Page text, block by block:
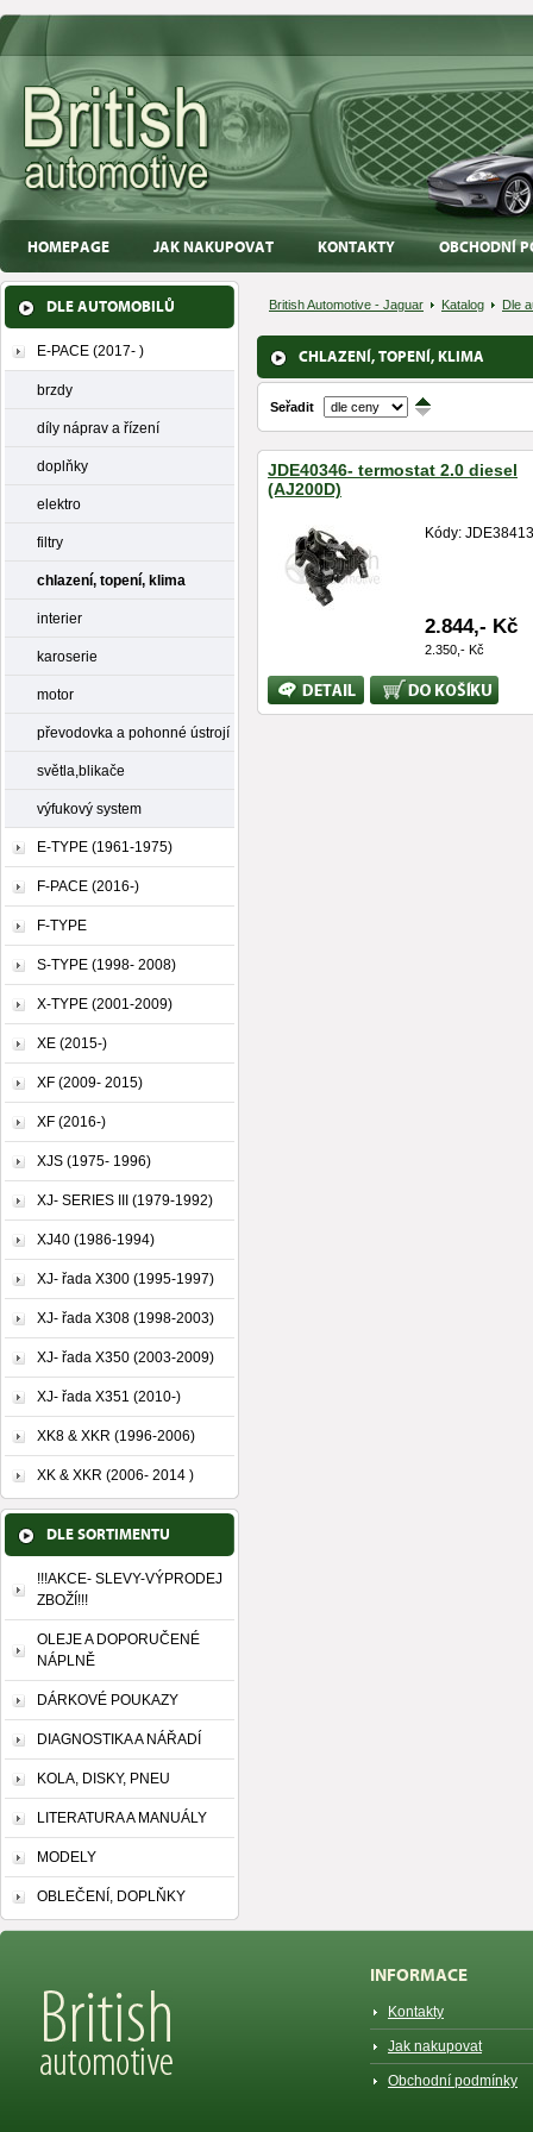
HOMEPAGE JAK NAKUPOVAT KONTAKTY OBCHODNÍ
DLE AUTOMOBILŮ
E-PACE (2017- )
brzdy
díly náprav a řízení
doplňky
elektro
filtry
chlazení, topení, klima
interier
karoserie
motor
převodovka a pohonné ústrojí
světla,blikače
výfukový system
E-TYPE (1961-1975)
F-PACE (2016-)
F-TYPE
S-TYPE (1998- 2008)
X-TYPE (2001-2009)
XE (2015-)
XF (2009- 2015)
XF (2016-)
XJS (1975- 1996)
XJ- SERIES III (1979-1992)
XJ40 (1986-1994)
XJ- řada X300 (1995-1997)
XJ- řada X308 (1998-2003)
XJ- řada X350 (2003-2009)
XJ- řada X351 (2010-)
XK8 & XKR (1996-2006)
XK & XKR (2006- 2014 )
DLE SORTIMENTU
!!!AKCE- SLEVY-VÝPRODEJ
ZBOŽÍ!!!
OLEJE A DOPORUČENÉ
NÁPLNĚ
DÁRKOVÉ POUKAZY
DIAGNOSTIKA A NÁŘADÍ
KOLA, DISKY, PNEU
LITERATURA A MANUÁLY
MODELY
OBLEČENÍ, DOPLŇKY
British Automotive - Jaguar Katalog Dle
CHLAZENÍ, TOPENÍ, KLIMA
Seřadit ↑
↓
JDE40346- termostat 2.0 diesel
(AJ200D)
Kódy:
2.844,- Kč
2.350,- Kč
Bližší
informace
Koupit
INFORMACE
Kontakty
Jak nakupovat
Obchodní podmínky